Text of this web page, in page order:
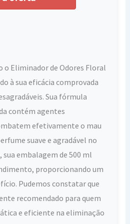
o Eliminador de Odores Floral
à sua eficácia comprovada
Sua fórmula
contém agentes
efetivamente o mau
suave e agradável no
embalagem de 500 ml
proporcionando um
Pudemos constatar que
recomendado para quem
e eficiente na eliminação